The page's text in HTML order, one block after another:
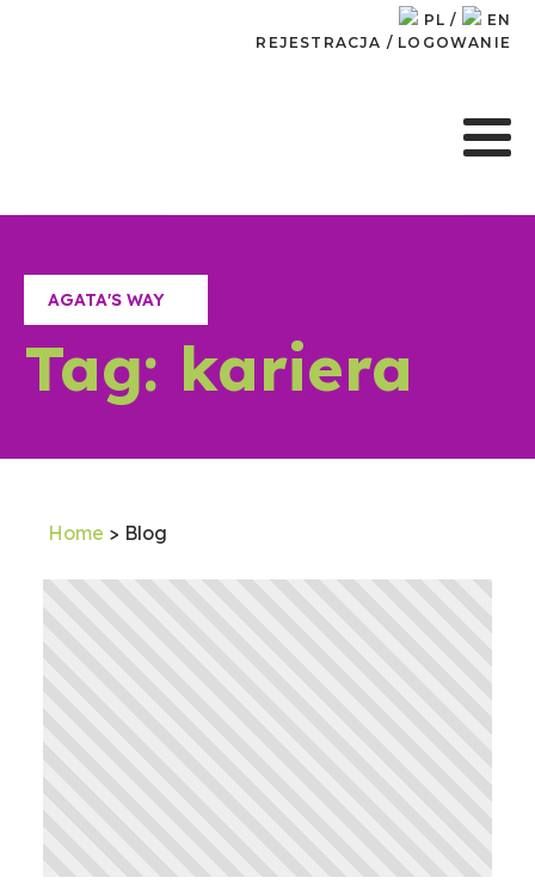
PL /
EN
REJESTRACJA / LOGOWANIE
AGATA'S WAY
Tag: kariera
Home > Blog